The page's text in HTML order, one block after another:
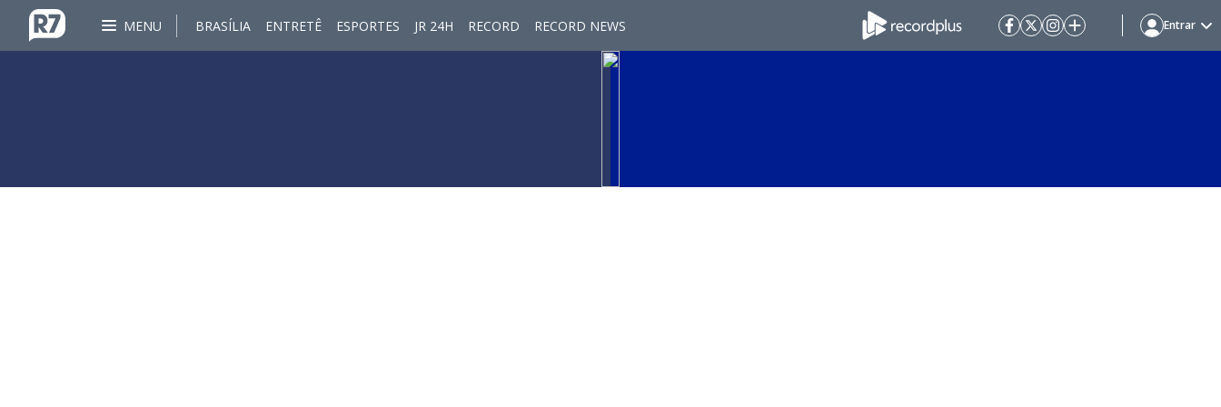
MENU BRASÍLIA ENTRETÊ ESPORTES JR 24H RECORD RECORD NEWS Entrar